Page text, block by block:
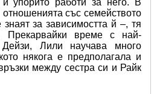
упорито работи за него. В
със семейството
за зависимостта й –, тя
Прекарвайки време с най-
Лили научава много
някога е предполагала и
между сестра си и Райк